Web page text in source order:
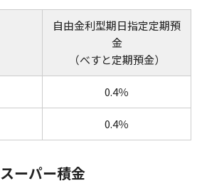
自由金利型期日指定定期預
金
（べすと定期預金）
0.4％
0.4％
スーパー積金